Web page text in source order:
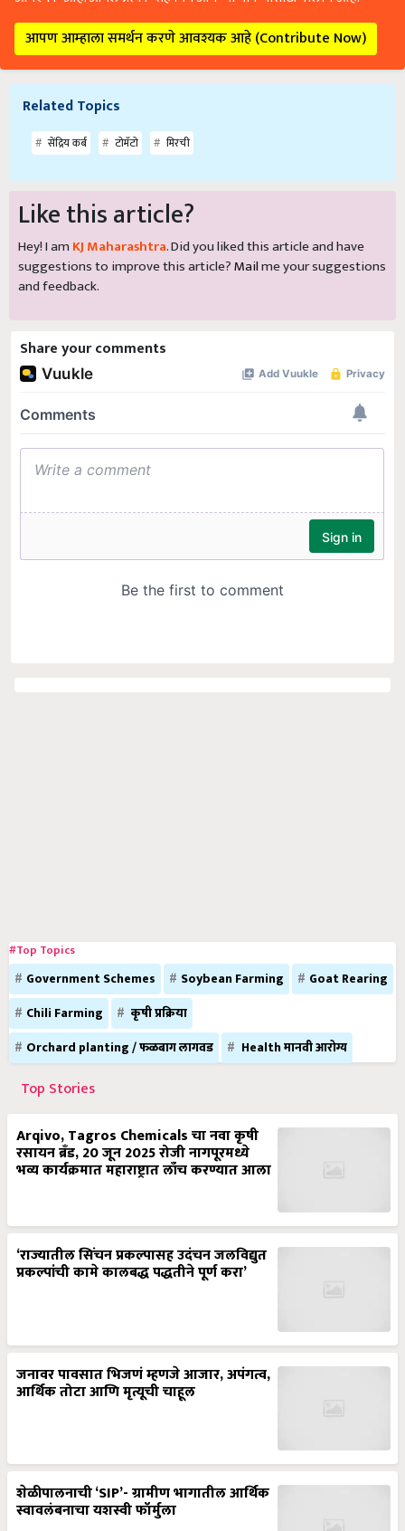
आपण आम्हाला समर्थन करणे आवश्यक आहे (Contribute Now)
Related Topics
सेंद्रिय कर्ब टोमॅटो मिरची
Like this article?
Hey! I am KJ Maharashtra. Did you liked this article and have
suggestions to improve this article?Mailme your suggestions
and feedback.
Share your comments
#Top Topics
Government Schemes Soybean Farming
Goat Rearing
Chili Farming
कृषी प्रक्रिया
Orchard planting / फळबाग लागवड
Health मानवी आरोग्य
Top Stories
Arqivo, Tagros Chemicals चा नवा कृषी
रसायन ब्रँड, 20 जून 2025 रोजी नागपूरमध्ये
भव्य कार्यक्रमात महाराष्ट्रात लाँच करण्यात आला
‘राज्यातील सिंचन प्रकल्पासह उदंचन जलविद्युत
प्रकल्पांची कामे कालबद्ध पद्धतीने पूर्ण करा’
जनावर पावसात भिजणं म्हणजे आजार, अपंगत्व,
आर्थिक तोटा आणि मृत्यूची चाहूल
शेळीपालनाची ‘SIP’- ग्रामीण भागातील आर्थिक
स्वावलंबनाचा यशस्वी फॉर्मुला